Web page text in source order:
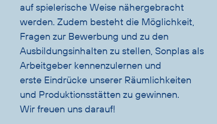
auf spielerische Weise nähergebracht
werden. Zudem besteht die Möglichkeit,
Fragen zur Bewerbung und zu den
Ausbildungsinhalten zu stellen, Sonplas als
Arbeitgeber kennenzulernen und
erste Eindrücke unserer Räumlichkeiten
und Produktionsstätten zu gewinnen.
Wir freuen uns darauf!